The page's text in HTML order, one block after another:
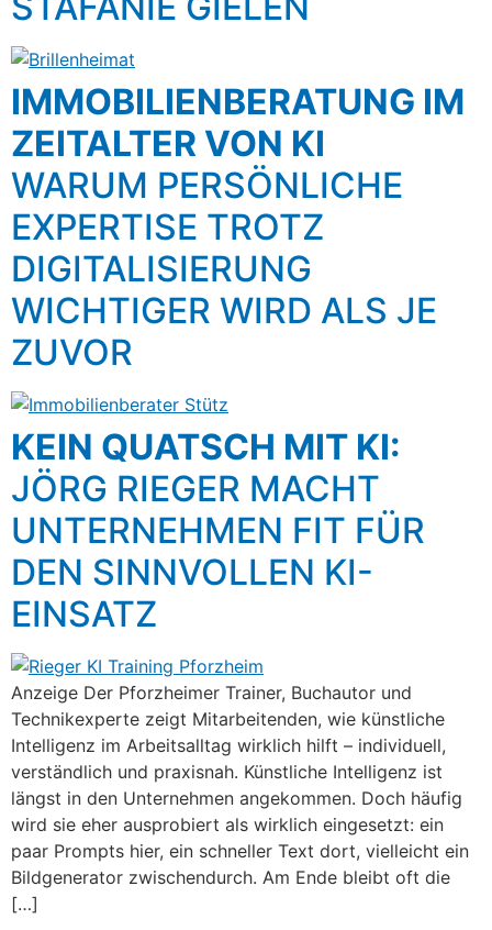
IMMOBILIENBERATUNG IM
ZEITALTER VON KI
WARUM PERSÖNLICHE
EXPERTISE TROTZ
DIGITALISIERUNG
WICHTIGER WIRD ALS JE
ZUVOR
KEIN QUATSCH MIT KI:
JÖRG RIEGER MACHT
UNTERNEHMEN FIT FÜR
DEN SINNVOLLEN KI-
EINSATZ
Anzeige Der Pforzheimer Trainer, Buchautor und
Technikexperte zeigt Mitarbeitenden, wie künstliche
Intelligenz im Arbeitsalltag wirklich hilft – individuell,
verständlich und praxisnah. Künstliche Intelligenz ist
längst in den Unternehmen angekommen. Doch häufig
wird sie eher ausprobiert als wirklich eingesetzt: ein
paar Prompts hier, ein schneller Text dort, vielleicht ein
Bildgenerator zwischendurch. Am Ende bleibt oft die
[…]